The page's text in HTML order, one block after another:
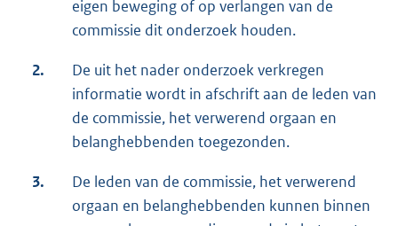
eigen beweging of op verlangen van de
commissie dit onderzoek houden.
2.
De uit het nader onderzoek verkregen
informatie wordt in afschrift aan de leden van
de commissie, het verwerend orgaan en
belanghebbenden toegezonden.
3.
De leden van de commissie, het verwerend
orgaan en belanghebbenden kunnen binnen